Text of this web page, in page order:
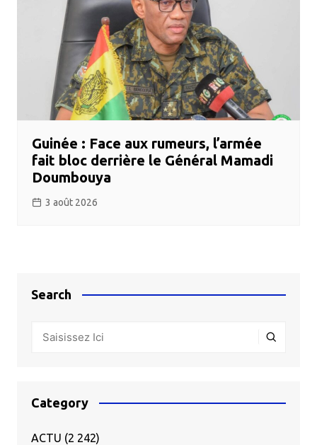
Guinée : Face aux rumeurs, l’armée
fait bloc derrière le Général Mamadi
Doumbouya
3 août 2026
Search
Category
ACTU (2 242)